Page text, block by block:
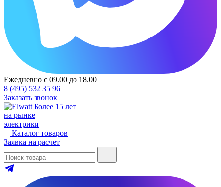
Ежедневно с 09.00 до 18.00
8 (495) 532 35 96
Заказать звонок
Более 15 лет
на рынке
электрики
Каталог товаров
Заявка на расчет